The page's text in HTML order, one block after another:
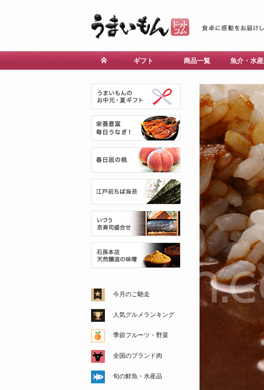
ギフト 商品一覧 魚介・水
今月のご馳走
人気グルメランキング
季節フルーツ・野菜
全国のブランド肉
旬の鮮魚・水産品